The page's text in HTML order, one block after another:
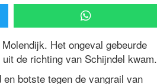
Het ongeval gebeurde
de richting van Schijndel kwam.
botste tegen de vangrail van